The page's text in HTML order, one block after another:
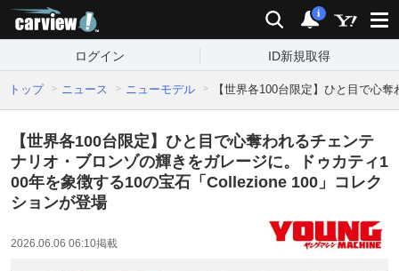
検索 通知
i
ログイン ID新規取得
トップ ニュース ニューモデル 【世界各100台限定】ひと目で心
【世界各100台限定】ひと目で心奪われるチェンテ
ナリオ・ブロンゾの輝きをガレージに。ドゥカティ1
00年を象徴する10の宝石「Collezione 100」コレク
ションが登場
2026.06.06 06:10掲載